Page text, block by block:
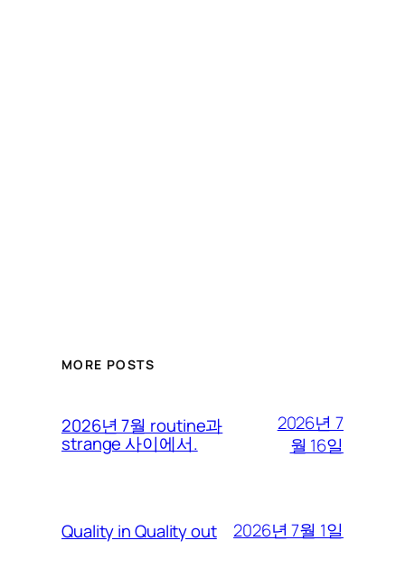
MORE POSTS
2026년 7월 routine과
strange 사이에서.
2026년 7
월 16일
Quality in Quality out 2026년 7월 1일